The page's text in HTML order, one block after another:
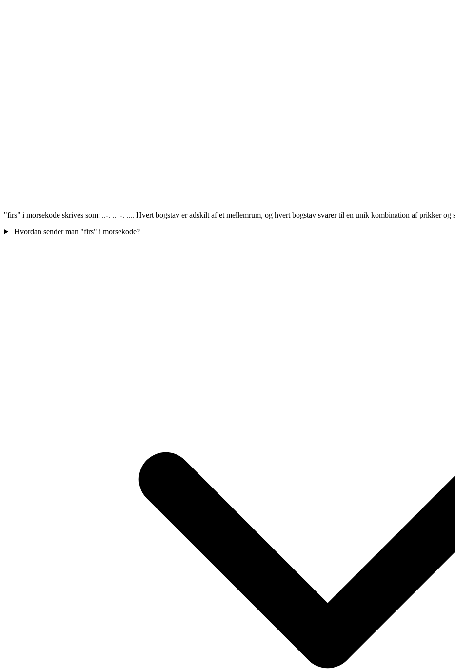
"firs" i morsekode skrives som: ..-. .. .-. .... Hvert bogstav er adskilt af et mellemrum, og hvert bogstav svarer til en unik kombination af prikker og
Hvordan sender man "firs" i morsekode?